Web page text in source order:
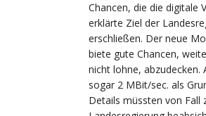
Chancen, die die digitale
erklärte Ziel der
erschließen. Der neue
biete gute Chancen,
nicht lohne, abzudecken.
sogar 2 MBit/sec. als
Details müssten von Fall